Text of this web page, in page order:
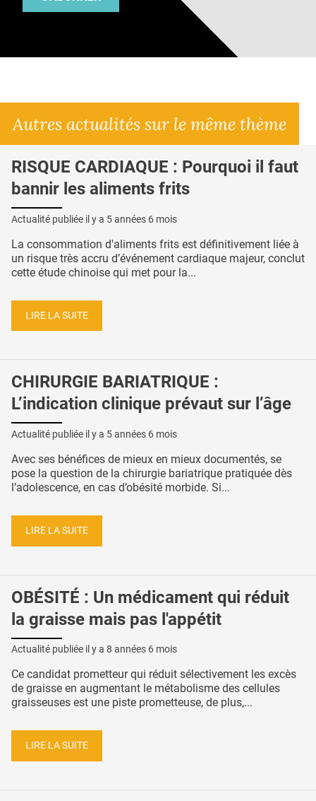
Autres actualités sur le même thème
RISQUE CARDIAQUE : Pourquoi il faut
bannir les aliments frits
Actualité publiée il y a 5 années 6 mois
La consommation d'aliments frits est définitivement liée à
un risque très accru d’événement cardiaque majeur, conclut
cette étude chinoise qui met pour la...
LIRE LA SUITE
CHIRURGIE BARIATRIQUE :
L’indication clinique prévaut sur l’âge
Actualité publiée il y a 5 années 6 mois
Avec ses bénéfices de mieux en mieux documentés, se
pose la question de la chirurgie bariatrique pratiquée dès
l’adolescence, en cas d’obésité morbide. Si...
LIRE LA SUITE
OBÉSITÉ : Un médicament qui réduit
la graisse mais pas l'appétit
Actualité publiée il y a 8 années 6 mois
Ce candidat prometteur qui réduit sélectivement les excès
de graisse en augmentant le métabolisme des cellules
graisseuses est une piste prometteuse, de plus,...
LIRE LA SUITE